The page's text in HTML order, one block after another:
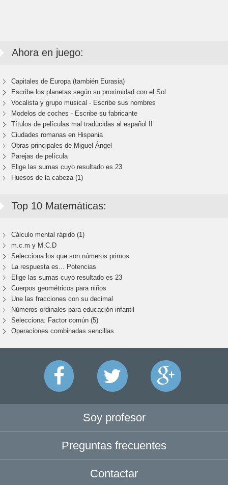
Ahora en juego:
Capitales de Europa (también Eurasia)
Escribe los planetas según su proximidad con el Sol
Vocalista y grupo musical - Escribe sus nombres
Modelos de coches - Escribe su fabricante
Títulos de películas mal traducidas al español II
Ciudades romanas en Hispania
Obras principales de Miguel Ángel
Parejas de película
Elige las sumas cuyo resultado es 23
Huesos de la cabeza (1)
Top 10 Matemáticas:
Cálculo mental rápido (1)
m.c.m y M.C.D
Selecciona los que son números primos
La respuesta es... Potencias
Elige las sumas cuyo resultado es 23
Cuerpos geométricos para niños
Une las fracciones con su decimal
Números ordinales para educación infantil
Selecciona: Factor común (5)
Operaciones combinadas sencillas
Soy profesor
Preguntas frecuentes
Contactar